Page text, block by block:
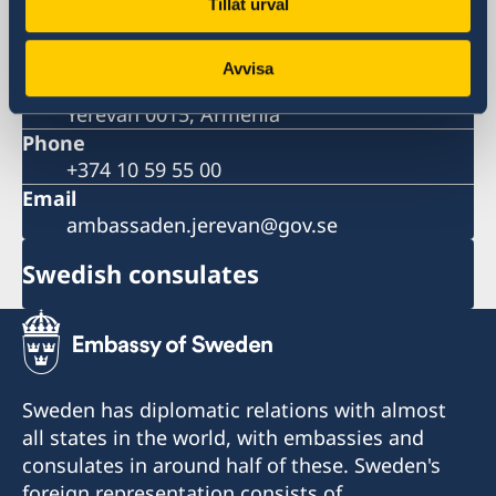
Avvisa
Visiting address
Yerevan Plaza Business Centre
Yerevan 0015, Armenia
Phone
+374 10 59 55 00
Email
ambassaden.jerevan@gov.se
Swedish consulates
Sweden has diplomatic relations with almost
all states in the world, with embassies and
consulates in around half of these. Sweden's